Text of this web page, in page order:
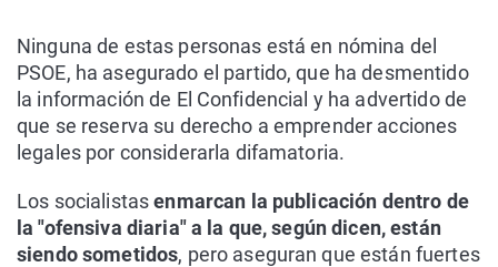
Ninguna de estas personas está en nómina del
PSOE, ha asegurado el partido, que ha desmentido
la información de El Confidencial y ha advertido de
que se reserva su derecho a emprender acciones
legales por considerarla difamatoria.
Los socialistasenmarcan la publicación dentro de
la "ofensiva diaria" a la que, según dicen, están
siendo sometidos, pero aseguran que están fuertes